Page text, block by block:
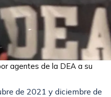
agentes de la DEA a su
de 2021 y diciembre de